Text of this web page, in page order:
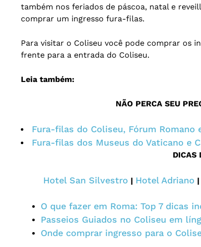
também nos feriados de páscoa, natal e
comprar um ingresso fura-filas.
Para visitar o Coliseu você pode comprar os
frente para a entrada do Coliseu.
Leia também:
NÃO PERCA SEU
Fura-filas do Coliseu, Fórum Romano
Fura-filas dos Museus do Vaticano e
DICAS
Hotel San Silvestro | Hotel Adriano |
O que fazer em Roma: Top 7 dicas
Passeios Guiados no Coliseu em
Onde comprar ingresso para o